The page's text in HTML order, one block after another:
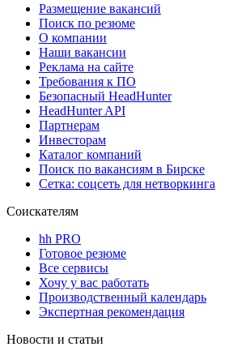
Размещение вакансий
Поиск по резюме
О компании
Наши вакансии
Реклама на сайте
Требования к ПО
Безопасный HeadHunter
HeadHunter API
Партнерам
Инвесторам
Каталог компаний
Поиск по вакансиям в Бирске
Сетка: соцсеть для нетворкинга
Соискателям
hh PRO
Готовое резюме
Все сервисы
Хочу у вас работать
Производственный календарь
Экспертная рекомендация
Новости и статьи